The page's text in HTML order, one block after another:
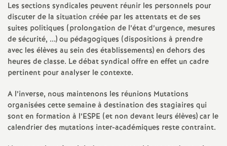
e
n
t
s
d
Les sections syndicales peuvent réunir les personnels pour
discuter de la situation créée par les attentats et de ses
suites politiques (prolongation de l’état d’urgence, mesures
de sécurité, ...) ou pédagogiques (dispositions à prendre
avec les élèves au sein des établissements) en dehors des
heures de classe. Le débat syndical offre en effet un cadre
pertinent pour analyser le contexte.
A l’inverse, nous maintenons les réunions Mutations
organisées cette semaine à destination des stagiaires qui
sont en formation à l’ESPE (et non devant leurs élèves) car le
calendrier des mutations inter-académiques reste contraint.